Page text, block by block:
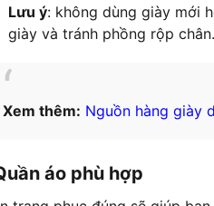
Lưu ý: không dùng giày mới
giày và tránh phồng rộp chân.
Xem thêm: Nguồn hàng giày
áo phù hợp